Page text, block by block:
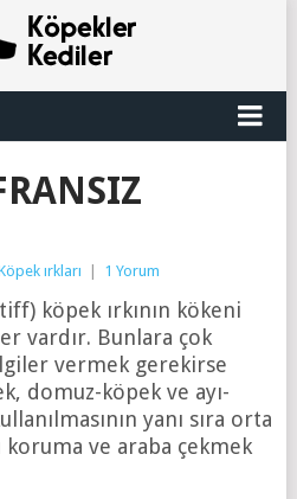
ırkları 1 Yorum
köpek ırkının kökeni
vardır. Bunlara çok
vermek gerekirse
domuz-köpek ve ayı-
yanı sıra orta
koruma ve araba çekmek